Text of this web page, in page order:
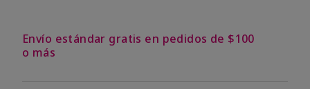
Envío estándar gratis en pedidos de $100
o más